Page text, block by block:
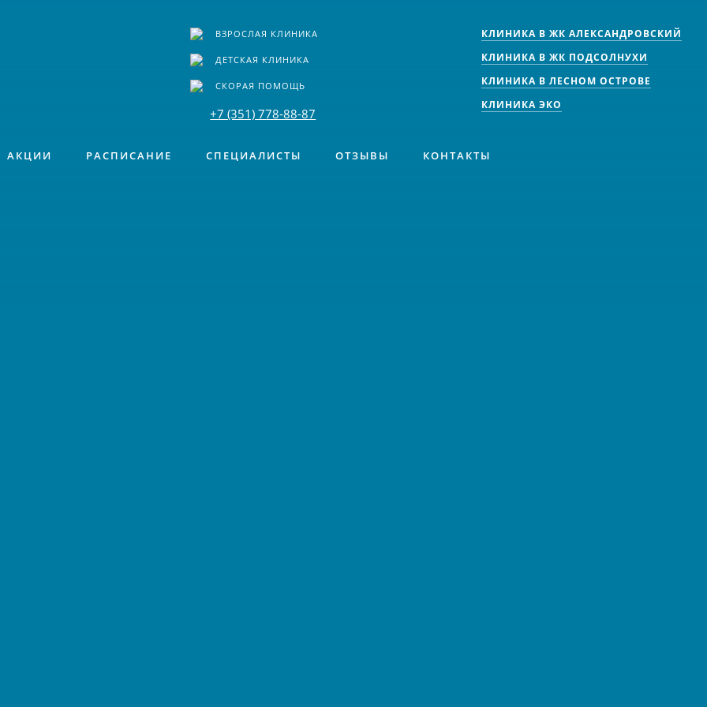
ВЗРОСЛАЯ КЛИНИКА
ДЕТСКАЯ КЛИНИКА
СКОРАЯ ПОМОЩЬ
+7 (351) 778-88-87
КЛИНИКА В ЖК АЛЕКСАНДРОВСКИЙ
КЛИНИКА В ЖК ПОДСОЛНУХИ
КЛИНИКА В ЛЕСНОМ ОСТРОВЕ
КЛИНИКА ЭКО
АКЦИИ РАСПИСАНИЕ СПЕЦИАЛИСТЫ ОТЗЫВЫ КОНТАКТЫ